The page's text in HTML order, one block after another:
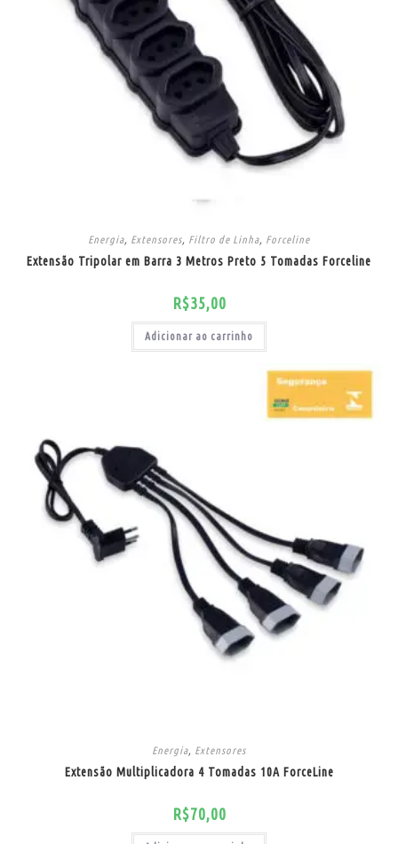
Energia, Extensores, Filtro de Linha, Forceline
Extensão Tripolar em Barra 3 Metros Preto 5 Tomadas Forceline
R$35,00
Adicionar ao carrinho
Energia, Extensores
Extensão Multiplicadora 4 Tomadas 10A ForceLine
R$70,00